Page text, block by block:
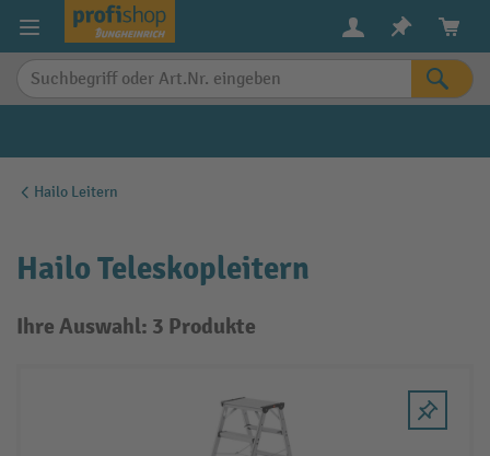
springen
Hailo Leitern
Hailo Teleskopleitern
Ihre Auswahl: 3 Produkte